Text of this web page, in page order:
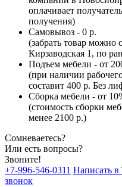
оплачивает
получения)
Самовывоз - 0 р.
(забрать товар можно
Кирзаводская 1, по
Подъем мебели - от
(при наличии
составит 400 р. Без
Сборка мебели - от
(стоимость сборки
менее 2100 р.)
Сомневаетесь?
Или есть вопросы?
Звоните!
+7-996-546-0311 Написать в
звонок